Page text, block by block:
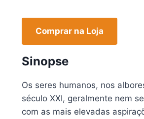
Comprar na Loja
Sinopse
Os seres humanos, nos
século XXI, geralmente nem
com as mais elevadas